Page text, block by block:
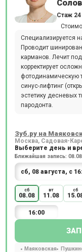
Стаж 24
Специализируется
Проводит
карманов. Лечит
корректирует
фотодинамическую
синус-лифтинг
эстетику десневых
пародонта.
Зуб.ру на
Москва, Садовая-
Выберите день и
Ближайшая запись: 08.08
сб
08.08
вт
11.08
сб
16:00
Маяковская